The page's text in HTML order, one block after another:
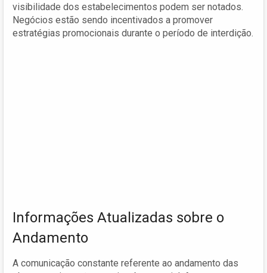
visibilidade dos estabelecimentos podem ser notados.
Negócios estão sendo incentivados a promover
estratégias promocionais durante o período de interdição.
Informações Atualizadas sobre o
Andamento
A comunicação constante referente ao andamento das